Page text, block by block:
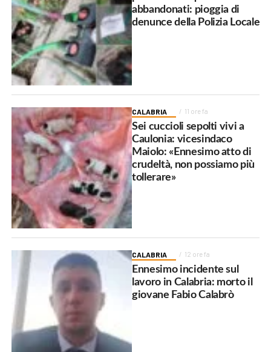
abbandonati: pioggia di
denunce della Polizia Locale
CALABRIA 11 ore fa
Sei cuccioli sepolti vivi a
Caulonia: vicesindaco
Maiolo: «Ennesimo atto di
crudeltà, non possiamo più
tollerare»
CALABRIA 12 ore fa
Ennesimo incidente sul
lavoro in Calabria: morto il
giovane Fabio Calabrò